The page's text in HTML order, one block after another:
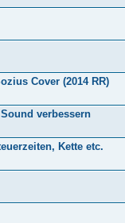
Cover (2014 RR)
verbessern
Kette etc.